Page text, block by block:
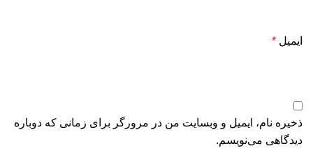
ایمیل *
ذخیره نام، ایمیل و وبسایت من در مرورگر برای زمانی که دوباره
دیدگاهی می‌نویسم.